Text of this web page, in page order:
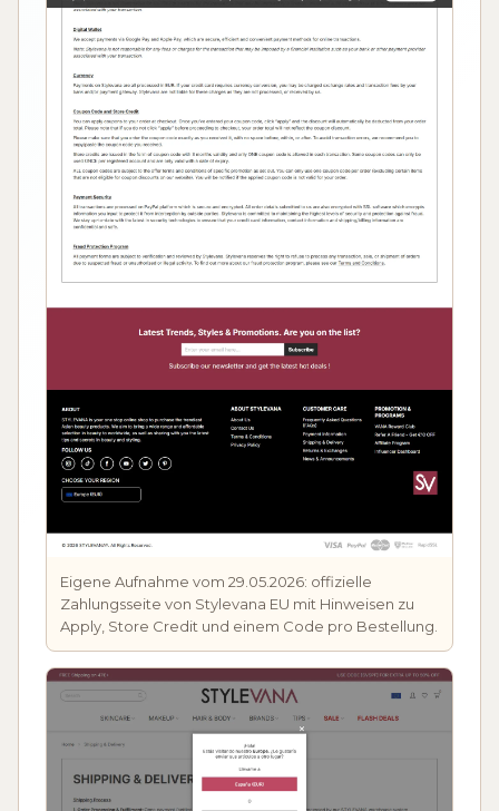
Eigene Aufnahme vom 29.05.2026: offizielle
Zahlungsseite von Stylevana EU mit Hinweisen zu
Apply, Store Credit und einem Code pro Bestellung.